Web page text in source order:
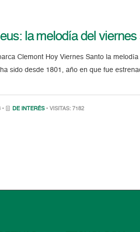
la melodía del viernes
Clemont Hoy Viernes Santo la
sido desde 1801, año en que fue
• DE INTERÉS • VISITAS: 7182